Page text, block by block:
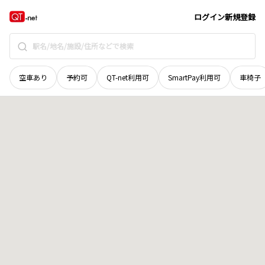
ログイン新規登録
空車あり 予約可 QT-net利用可 SmartPay利用可 車椅子
徳島県